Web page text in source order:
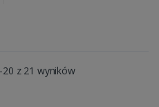
z 21 wyników